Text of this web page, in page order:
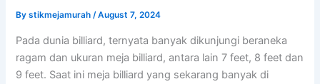
Bystikmejamurah/August 7, 2024
Pada dunia billiard, ternyata banyak dikunjungi beraneka
ragam dan ukuran meja billiard, antara lain 7 feet, 8 feet dan
9 feet. Saat ini meja billiard yang sekarang banyak di